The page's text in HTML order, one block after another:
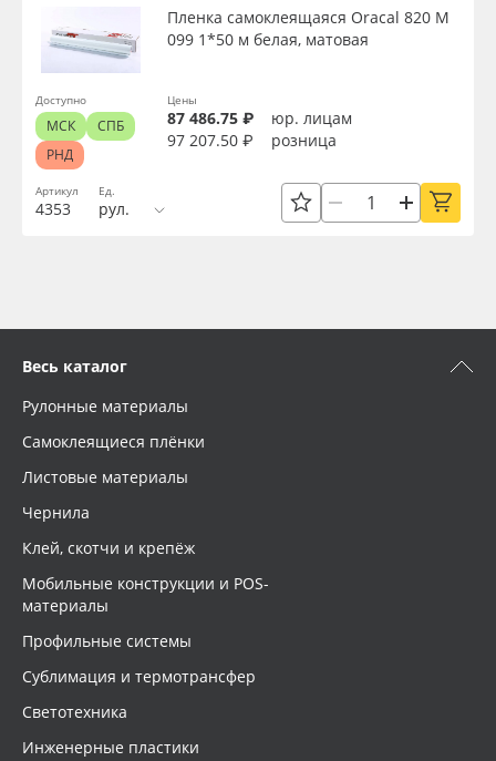
Москва
Новинки ассортимента
Oracal 641
Orajet 3640
Плёнка монтажная Oratape
ПЭТ бэклит
Баннер
Заготовки для сувениров
Срок эксплуатации, лет
Упаковка
Страна происхождения
Производитель
Серия
Применить
Артикул
4353
Пленка самоклеящаяся Oracal 820 M
099 1*50 м белая, матовая
Ед.
рул.
Цены
87 486.75 ₽
юр. лицам
97 207.50 ₽
розница
Доступно
МСК
СПБ
РНД
Весь каталог
Рулонные материалы
Самоклеящиеся плёнки
Листовые материалы
Чернила
Клей, скотчи и крепёж
Мобильные конструкции и POS-
материалы
Профильные системы
Сублимация и термотрансфер
Светотехника
Инженерные пластики